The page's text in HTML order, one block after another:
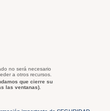
no será necesario
a otros recursos.
que cierre su
las ventanas).